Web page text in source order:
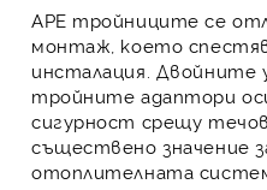
APE тройниците се
монтаж, което
инсталация. Двойните
тройните адаптори
сигурност срещу
съществено значение
отоплителната